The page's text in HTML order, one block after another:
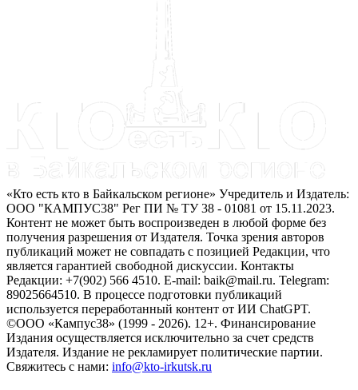
«Кто есть кто в Байкальском регионе» Учредитель и Издатель:
ООО "КАМПУС38" Рег ПИ № ТУ 38 - 01081 от 15.11.2023.
Контент не может быть воспроизведен в любой форме без
получения разрешения от Издателя. Точка зрения авторов
публикаций может не совпадать с позицией Редакции, что
является гарантией свободной дискуссии. Контакты
Редакции: +7(902) 566 4510. E-mail: baik@mail.ru. Telegram:
89025664510. В процессе подготовки публикаций
используется переработанный контент от ИИ ChatGPT.
©ООО «Кампус38» (1999 - 2026). 12+. Финансирование
Издания осуществляется исключительно за счет средств
Издателя. Издание не рекламирует политические партии.
Свяжитесь с нами: info@kto-irkutsk.ru